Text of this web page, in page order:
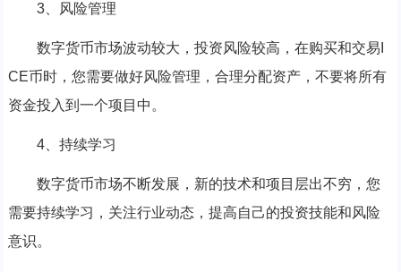
3、风险管理
数字货币市场波动较大，投资风险较高，在购买和交易I
CE币时，您需要做好风险管理，合理分配资产，不要将所有
资金投入到一个项目中。
4、持续学习
数字货币市场不断发展，新的技术和项目层出不穷，您
需要持续学习，关注行业动态，提高自己的投资技能和风险
意识。